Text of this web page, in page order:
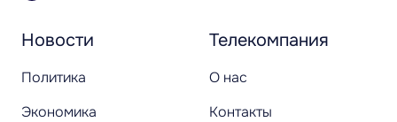
Новости
Политика
Экономика
Телекомпания
О нас
Контакты